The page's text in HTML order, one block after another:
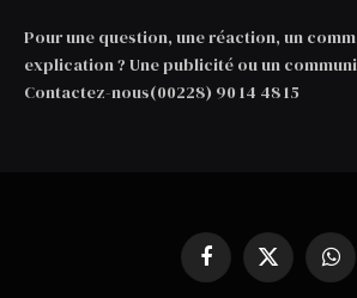
Pour une question, une réaction, un
explication ? Une publicité ou un
Contactez-nous(00228) 90 14 48 15
Facebook
X
(Twitter)